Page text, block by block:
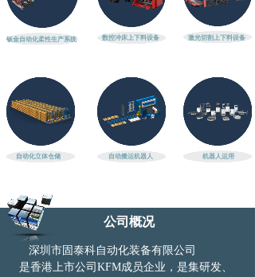
激光切割上下料设备
数控冲床上下料设备
钣金自动化柔性生产系统
机器人运用
自动搬运机器人
自动化立体仓储
公司概况
深圳市固泰科自动化装备有限公司
是香港上市公司KFM成员企业，是集研发、